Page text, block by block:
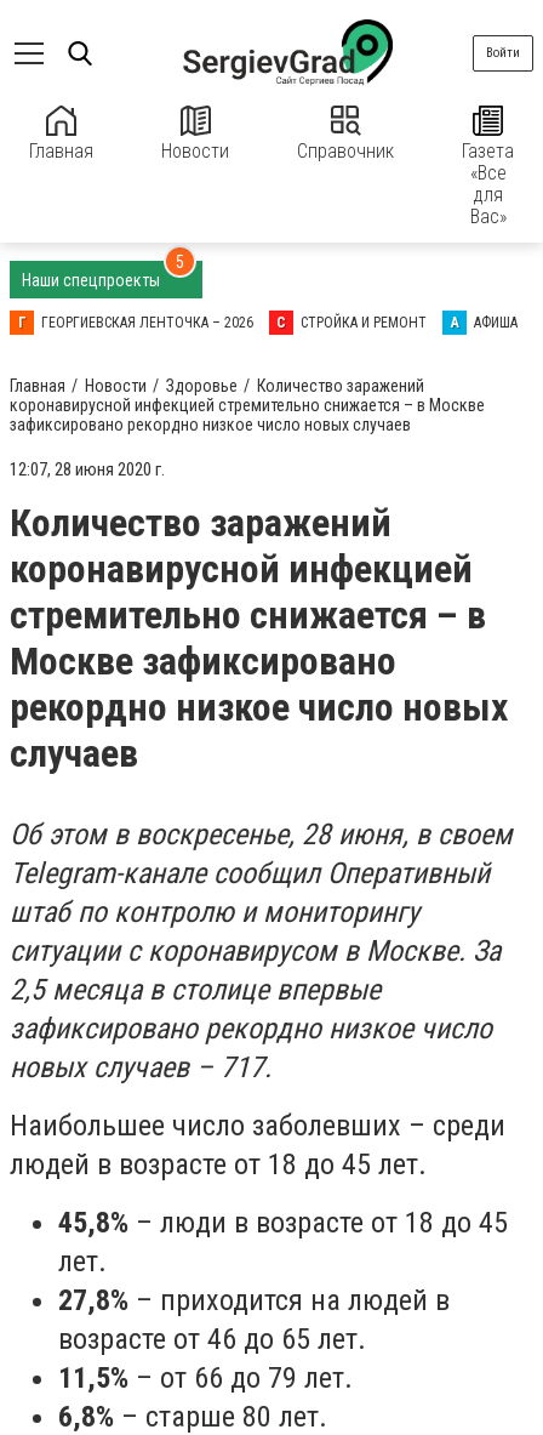
Главная Новости Справочник
Газета
«Все
для
Вас»
Войти
Наши спецпроекты
5
Г ГЕОРГИЕВСКАЯ ЛЕНТОЧКА – 2026 С СТРОЙКА И РЕМОНТ А АФИША
Главная Новости Здоровье
Количество заражений
коронавирусной инфекцией стремительно снижается – в Москве
зафиксировано рекордно низкое число новых случаев
12:07, 28 июня 2020 г.
Количество заражений
коронавирусной инфекцией
стремительно снижается – в
Москве зафиксировано
рекордно низкое число новых
случаев
Об этом в воскресенье, 28 июня, в своем
Telegram-канале сообщил Оперативный
штаб по контролю и мониторингу
ситуации с коронавирусом в Москве. За
2,5 месяца в столице впервые
зафиксировано рекордно низкое число
новых случаев – 717.
Наибольшее число заболевших – среди
людей в возрасте от 18 до 45 лет.
45,8% – люди в возрасте от 18 до 45
лет.
27,8% – приходится на людей в
возрасте от 46 до 65 лет.
11,5% – от 66 до 79 лет.
6,8% – старше 80 лет.